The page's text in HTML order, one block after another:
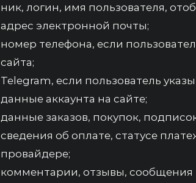
ник, логин, имя пользователя,
адрес электронной почты;
номер телефона, если
сайта;
Telegram, если пользователь
данные аккаунта на сайте;
данные заказов, покупок,
сведения об оплате, статусе
провайдере;
комментарии, отзывы,